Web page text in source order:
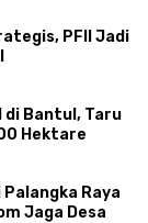
PFII Jadi
di Bantul, Taru
Hektare
Raya
Jaga Desa